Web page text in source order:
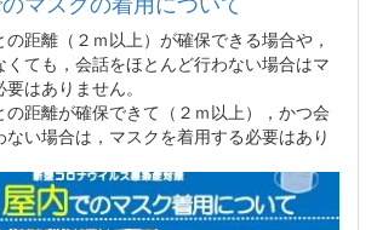
距離（２ｍ以上）が確保できる場合や，
くても，会話をほとんど行わない場合はマ
はありません。
距離が確保できて（２ｍ以上），かつ会
い場合は，マスクを着用する必要はあり